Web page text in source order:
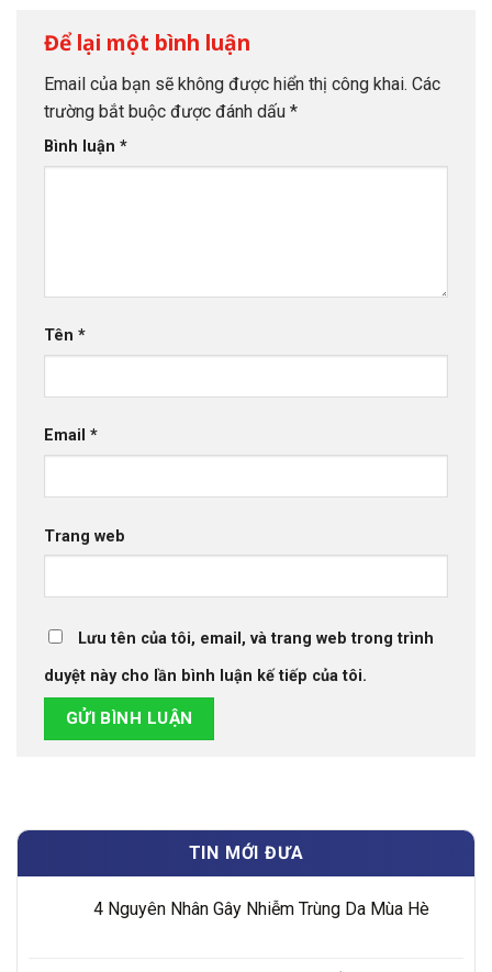
Để lại một bình luận
Email của bạn sẽ không được hiển thị công khai. Các
trường bắt buộc được đánh dấu *
Bình luận *
Tên *
Email *
Trang web
Lưu tên của tôi, email, và trang web trong trình
duyệt này cho lần bình luận kế tiếp của tôi.
TIN MỚI ĐƯA
4 Nguyên Nhân Gây Nhiễm Trùng Da Mùa Hè